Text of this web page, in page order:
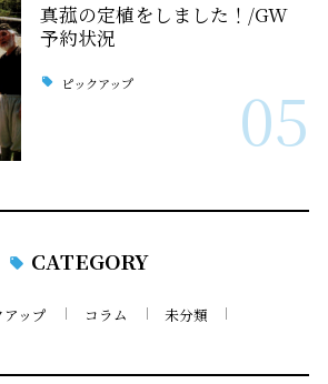
真菰の定植をしました！/GW
予約状況
ピックアップ 05
CATEGORY
アップ コラム 未分類